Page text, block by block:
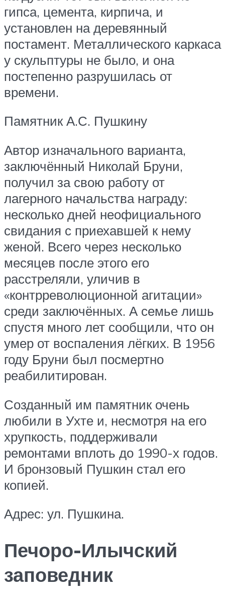
гипса, цемента, кирпича, и
установлен на деревянный
постамент. Металлического каркаса
у скульптуры не было, и она
постепенно разрушилась от
времени.
Памятник А.С. Пушкину
Автор изначального варианта,
заключённый Николай Бруни,
получил за свою работу от
лагерного начальства награду:
несколько дней неофициального
свидания с приехавшей к нему
женой. Всего через несколько
месяцев после этого его
расстреляли, уличив в
«контрреволюционной агитации»
среди заключённых. А семье лишь
спустя много лет сообщили, что он
умер от воспаления лёгких. В 1956
году Бруни был посмертно
реабилитирован.
Созданный им памятник очень
любили в Ухте и, несмотря на его
хрупкость, поддерживали
ремонтами вплоть до 1990-х годов.
И бронзовый Пушкин стал его
копией.
Адрес: ул. Пушкина.
Печоро-Илычский
заповедник